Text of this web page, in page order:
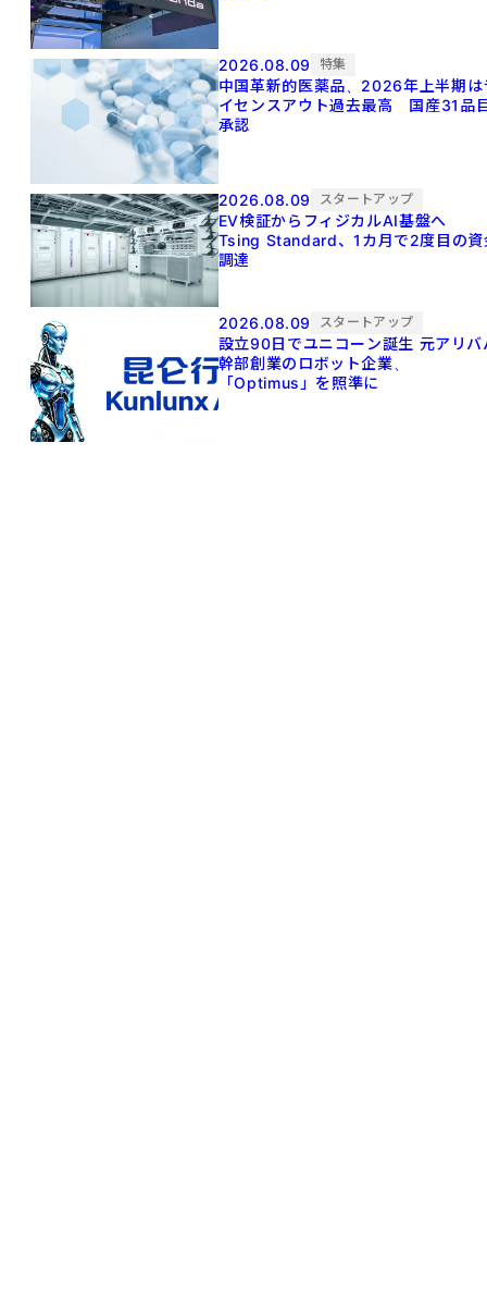
2026.08.09 特集
中国革新的医薬品、2026年上半期は
イセンスアウト過去最高 国産31品
承認
2026.08.09 スタートアップ
EV検証からフィジカルAI基盤へ
Tsing Standard、1カ月で2度目の資
調達
2026.08.09 スタートアップ
設立90日でユニコーン誕生 元アリババ
幹部創業のロボット企業、
「Optimus」を照準に